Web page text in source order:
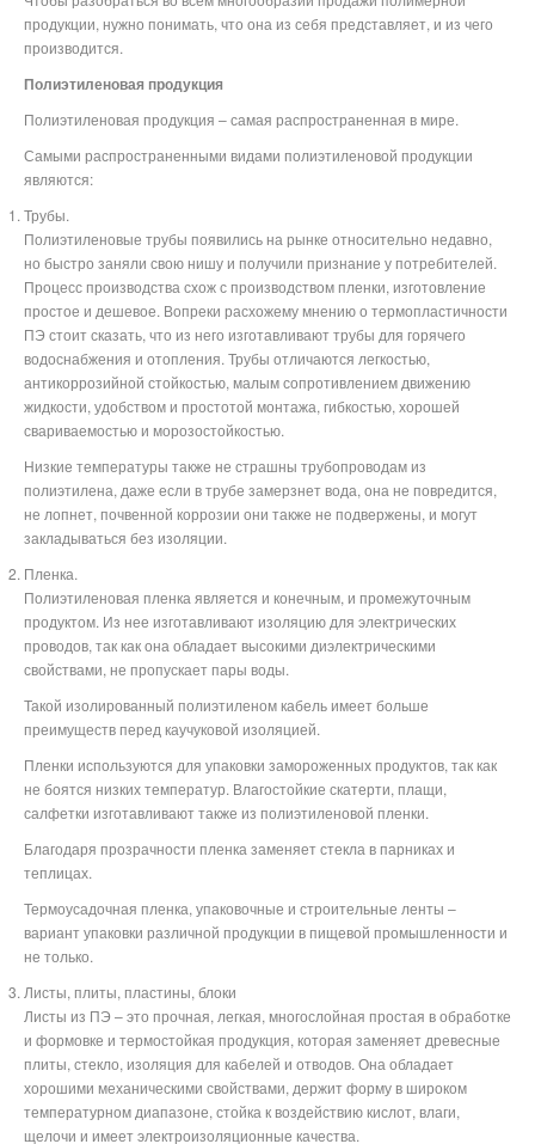
продукции, нужно понимать, что она из себя представляет, и из чего
производится.
Полиэтиленовая продукция
Полиэтиленовая продукция – самая распространенная в мире.
Самыми распространенными видами полиэтиленовой продукции
являются:
Трубы.
Полиэтиленовые трубы появились на рынке относительно недавно,
но быстро заняли свою нишу и получили признание у потребителей.
Процесс производства схож с производством пленки, изготовление
простое и дешевое. Вопреки расхожему мнению о термопластичности
ПЭ стоит сказать, что из него изготавливают трубы для горячего
водоснабжения и отопления. Трубы отличаются легкостью,
антикоррозийной стойкостью, малым сопротивлением движению
жидкости, удобством и простотой монтажа, гибкостью, хорошей
свариваемостью и морозостойкостью.
Низкие температуры также не страшны трубопроводам из
полиэтилена, даже если в трубе замерзнет вода, она не повредится,
не лопнет, почвенной коррозии они также не подвержены, и могут
закладываться без изоляции.
Пленка.
Полиэтиленовая пленка является и конечным, и промежуточным
продуктом. Из нее изготавливают изоляцию для электрических
проводов, так как она обладает высокими диэлектрическими
свойствами, не пропускает пары воды.
Такой изолированный полиэтиленом кабель имеет больше
преимуществ перед каучуковой изоляцией.
Пленки используются для упаковки замороженных продуктов, так как
не боятся низких температур. Влагостойкие скатерти, плащи,
салфетки изготавливают также из полиэтиленовой пленки.
Благодаря прозрачности пленка заменяет стекла в парниках и
теплицах.
Термоусадочная пленка, упаковочные и строительные ленты –
вариант упаковки различной продукции в пищевой промышленности и
не только.
Листы, плиты, пластины, блоки
Листы из ПЭ – это прочная, легкая, многослойная простая в обработке
и формовке и термостойкая продукция, которая заменяет древесные
плиты, стекло, изоляция для кабелей и отводов. Она обладает
хорошими механическими свойствами, держит форму в широком
температурном диапазоне, стойка к воздействию кислот, влаги,
щелочи и имеет электроизоляционные качества.